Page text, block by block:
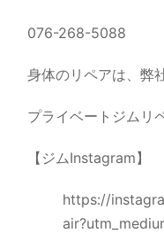
076-268-5088
身体のリペアは、弊
プライベートジムリ
【ジムInstagram】
https://